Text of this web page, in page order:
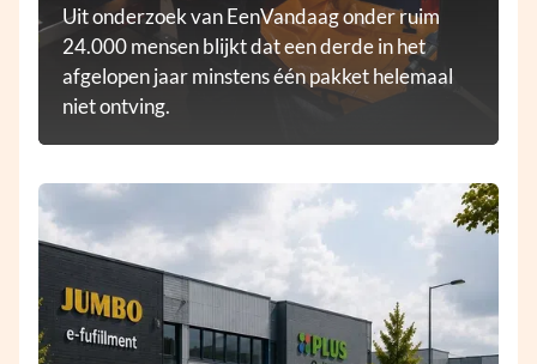
Uit onderzoek van EenVandaag onder ruim
24.000 mensen blijkt dat een derde in het
afgelopen jaar minstens één pakket helemaal
niet ontving.